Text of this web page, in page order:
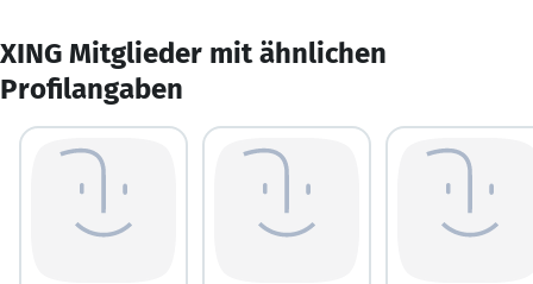
XING Mitglieder mit ähnlichen
Profilangaben